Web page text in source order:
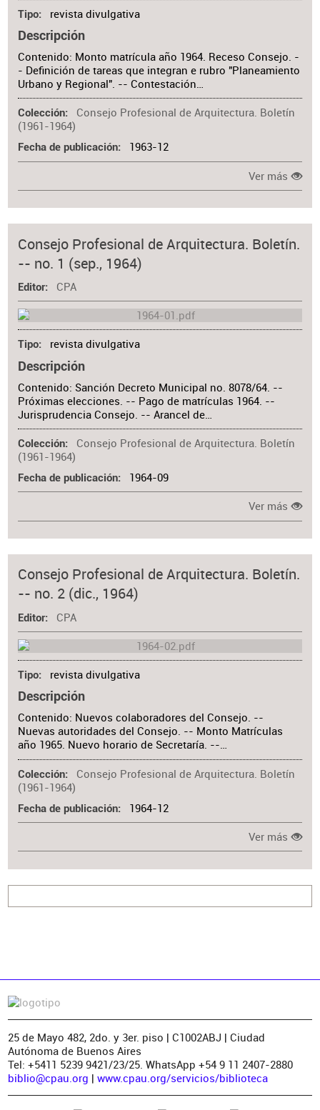
Tipo revista divulgativa
Descripción
Contenido: Monto matrícula año 1964. Receso Consejo. -
- Definición de tareas que integran e rubro "Planeamiento
Urbano y Regional". -- Contestación…
Colección
Consejo Profesional de Arquitectura. Boletín
(1961-1964)
Fecha de publicación 1963-12
Ver más
Consejo Profesional de Arquitectura. Boletín.
-- no. 1 (sep., 1964)
Editor CPA
Tipo revista divulgativa
Descripción
Contenido: Sanción Decreto Municipal no. 8078/64. --
Próximas elecciones. -- Pago de matrículas 1964. --
Jurisprudencia Consejo. -- Arancel de…
Colección
Consejo Profesional de Arquitectura. Boletín
(1961-1964)
Fecha de publicación 1964-09
Ver más
Consejo Profesional de Arquitectura. Boletín.
-- no. 2 (dic., 1964)
Editor CPA
Tipo revista divulgativa
Descripción
Contenido: Nuevos colaboradores del Consejo. --
Nuevas autoridades del Consejo. -- Monto Matrículas
año 1965. Nuevo horario de Secretaría. --…
Colección
Consejo Profesional de Arquitectura. Boletín
(1961-1964)
Fecha de publicación 1964-12
Ver más
25 de Mayo 482, 2do. y 3er. piso | C1002ABJ | Ciudad
Autónoma de Buenos Aires
Tel: +5411 5239 9421/23/25. WhatsApp +54 9 11 2407-2880
biblio@cpau.org | www.cpau.org/servicios/biblioteca